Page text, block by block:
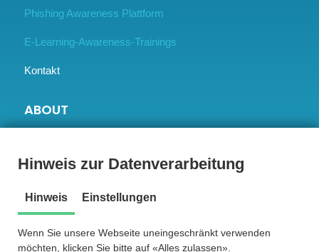
Hinweis zur Datenverarbeitung
Hinweis Einstellungen
Wenn Sie unsere Webseite uneingeschränkt verwenden
möchten, klicken Sie bitte auf «Alles zulassen».
Phishing Awareness Plattform
E-Learning-Awareness-Trainings
Kontakt
ABOUT
Unsere Vision
Jobs